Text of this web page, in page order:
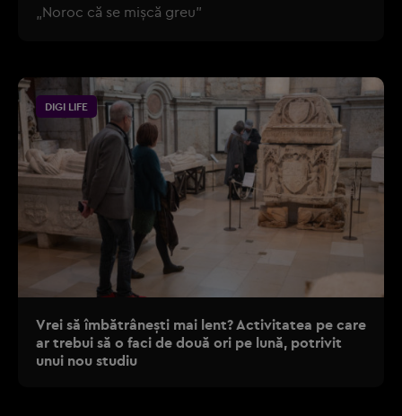
„Noroc că se mișcă greu”
DIGI LIFE
Vrei să îmbătrânești mai lent? Activitatea pe care
ar trebui să o faci de două ori pe lună, potrivit
unui nou studiu